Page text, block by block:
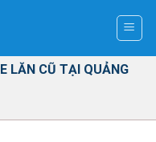
LĂN CŨ TẠI QUẢNG